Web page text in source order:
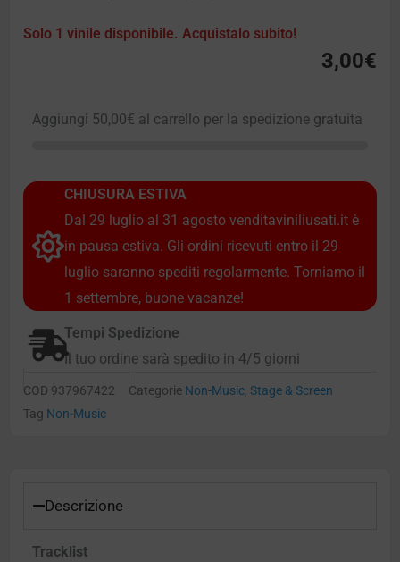
Solo 1 vinile disponibile. Acquistalo subito!
3,00€
Aggiungi 50,00€ al carrello per la spedizione gratuita
CHIUSURA ESTIVA
Dal 29 luglio al 31 agosto venditaviniliusati.it è
in pausa estiva. Gli ordini ricevuti entro il 29
luglio saranno spediti regolarmente. Torniamo il
1 settembre, buone vacanze!
Tempi Spedizione
Il tuo ordine sarà spedito in 4/5 giorni
COD 937967422 Categorie Non-Music, Stage & Screen
Tag Non-Music
Descrizione
Tracklist